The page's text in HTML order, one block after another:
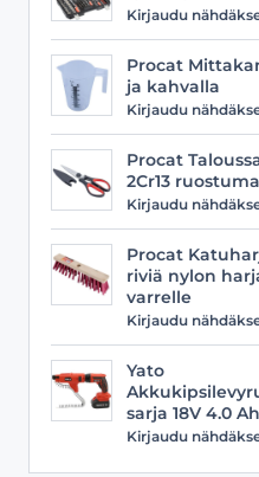
Vyöt
Kirjaudu
Procat
ja kahvalla
Kirjaudu
Procat
2Cr13
Kirjaudu
Procat
riviä nylon
varrelle
Kirjaudu
Yato
sarja 18V 4.0
Kirjaudu